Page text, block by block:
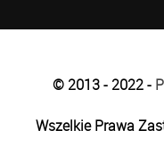
© 2013 - 2022 -
Wszelkie Prawa